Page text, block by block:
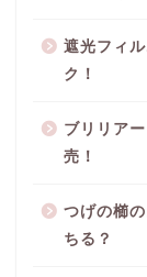
遮光フィ
ク！
ブリリア
売！
つげの櫛
ちる？